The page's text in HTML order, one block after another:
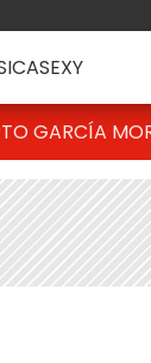
SEXY
GARCÍA